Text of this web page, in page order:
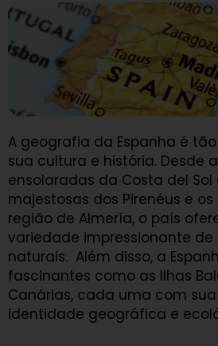
A geografia da Espanha é
sua cultura e história. Desde
ensolaradas da Costa del
majestosas dos Pirenéus e
região de Almería, o país
variedade impressionante de
naturais. Além disso, a
fascinantes como as Ilhas
Canárias, cada uma com
identidade geográfica e